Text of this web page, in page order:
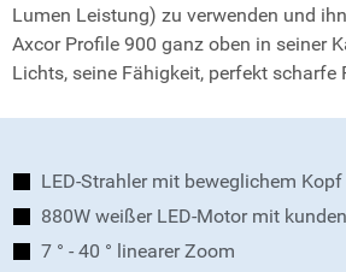
Lumen Leistung) zu verwenden und
Axcor Profile 900 ganz oben in seiner
Lichts, seine Fähigkeit, perfekt
LED-Strahler mit beweglichem
880W weißer LED-Motor mit
7 ° - 40 ° linearer Zoom